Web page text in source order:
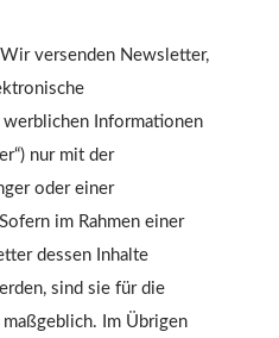
versenden Newsletter,
Informationen
nur mit der
oder einer
im Rahmen einer
dessen Inhalte
sind sie für die
Im Übrigen